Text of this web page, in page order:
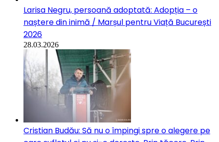
Larisa Negru, persoană adoptată: Adopția – o
naștere din inimă / Marșul pentru Viață București
2026
28.03.2026
Cristian Budău: Să nu o împingi spre o alegere pe